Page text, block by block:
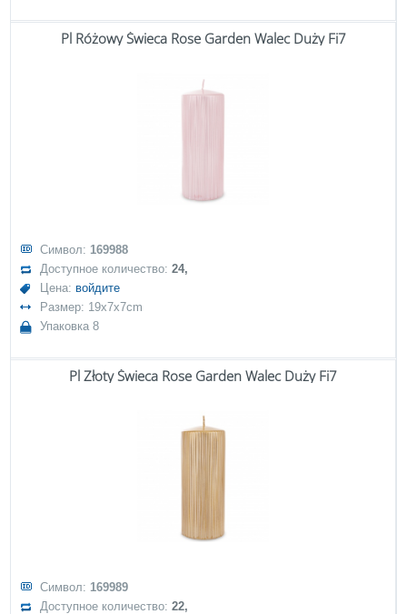
Pl Różowy Świeca Rose Garden Walec Duży Fi7
Символ: 169988
Доступное количество:24,
Цена: войдите
Размер: 19x7x7cm
Упаковка 8
Pl Złoty Świeca Rose Garden Walec Duży Fi7
Символ: 169989
Доступное количество:22,